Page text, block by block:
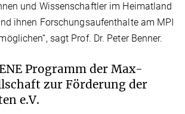
und Wissenschaftler im Heimatland
ihnen Forschungsaufenthalte am MPI
sagt Prof. Dr. Peter Benner.
Programm der Max-
zur Förderung der
e.V.